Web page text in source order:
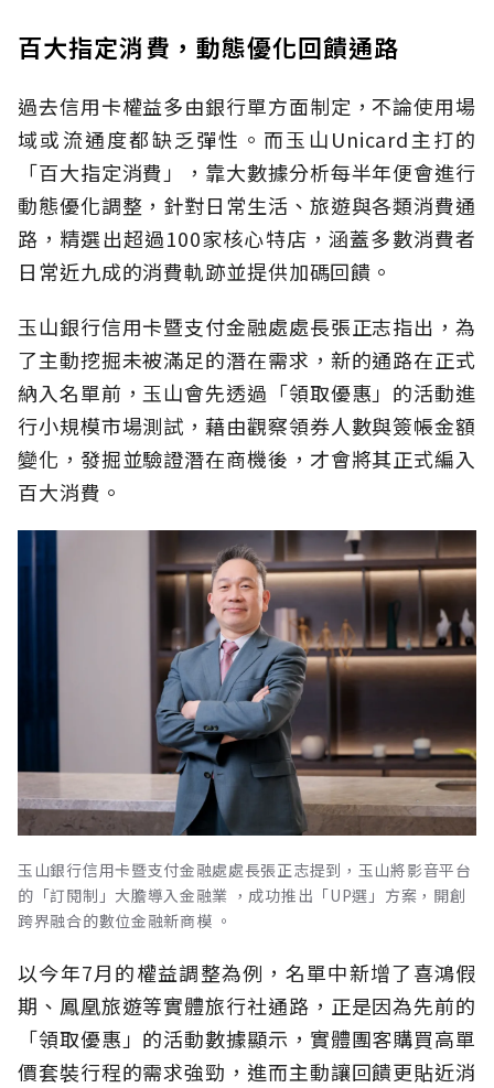
百大指定消費，動態優化回饋通路
過去信用卡權益多由銀行單方面制定，不論使用場
域或流通度都缺乏彈性。而玉山Unicard主打的
「百大指定消費」，靠大數據分析每半年便會進行
動態優化調整，針對日常生活、旅遊與各類消費通
路，精選出超過100家核心特店，涵蓋多數消費者
日常近九成的消費軌跡並提供加碼回饋。
玉山銀行信用卡暨支付金融處處長張正志指出，為
了主動挖掘未被滿足的潛在需求，新的通路在正式
納入名單前，玉山會先透過「領取優惠」的活動進
行小規模市場測試，藉由觀察領券人數與簽帳金額
變化，發掘並驗證潛在商機後，才會將其正式編入
百大消費。
玉山銀行信用卡暨支付金融處處長張正志提到，玉山將影音平台
的「訂閱制」大膽導入金融業 ，成功推出「UP選」方案，開創
跨界融合的數位金融新商模 。
以今年7月的權益調整為例，名單中新增了喜鴻假
期、鳳凰旅遊等實體旅行社通路，正是因為先前的
「領取優惠」的活動數據顯示，實體團客購買高單
價套裝行程的需求強勁，進而主動讓回饋更貼近消